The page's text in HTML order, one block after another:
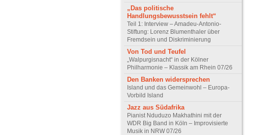
„Das politische
Handlungsbewusstsein fehlt“
Teil 1: Interview – Amadeu-Antonio-
Stiftung: Lorenz Blumenthaler über
Fremdsein und Diskriminierung
Von Tod und Teufel
„Walpurgisnacht“ in der Kölner
Philharmonie – Klassik am Rhein 07/26
Den Banken widersprechen
Island und das Gemeinwohl – Europa-
Vorbild Island
Jazz aus Südafrika
Pianist Nduduzo Makhathini mit der
WDR Big Band in Köln – Improvisierte
Musik in NRW 07/26